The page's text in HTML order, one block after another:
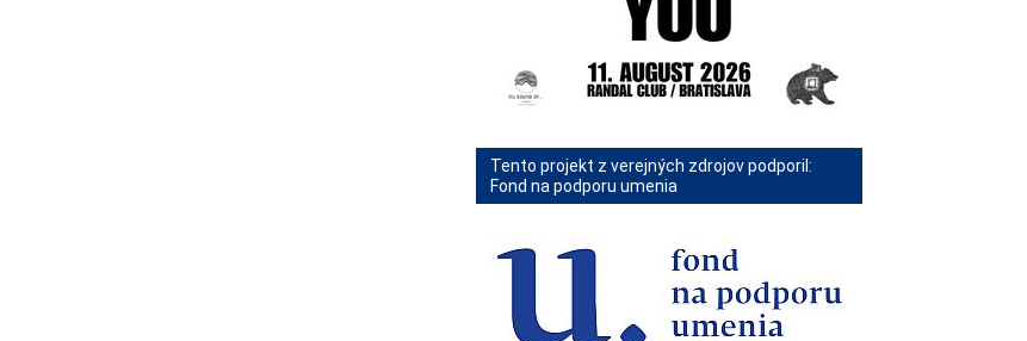
Tento projekt z verejných zdrojov podporil:
Fond na podporu umenia